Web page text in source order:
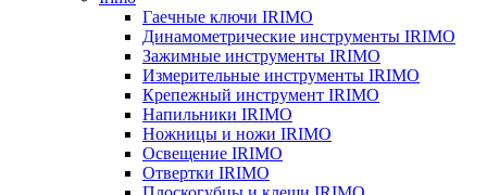
Гаечные ключи IRIMO
Динамометрические инструменты IRIMO
Зажимные инструменты IRIMO
Измерительные инструменты IRIMO
Крепежный инструмент IRIMO
Напильники IRIMO
Ножницы и ножи IRIMO
Освещение IRIMO
Отвертки IRIMO